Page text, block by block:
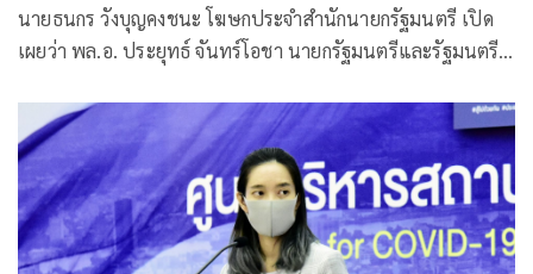
นายธนกร วังบุญคงชนะ โฆษกประจำสำนักนายกรัฐมนตรี เปิด
เผยว่า พล.อ. ประยุทธ์ จันทร์โอชา นายกรัฐมนตรีและรัฐมนตรี
มหาวิทยาลัยที่ได้รับการจัดอันดับที่ 16 ของโลก